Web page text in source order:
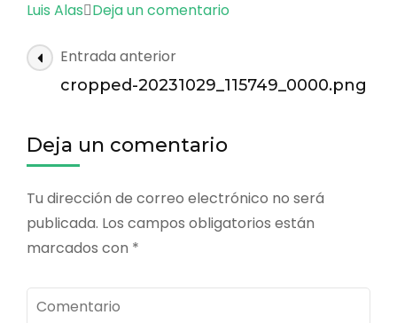
Luis Alas Deja un comentario
Navegación
de
entradas
Entrada anterior
cropped-20231029_115749_0000.png
Deja un comentario
Tu dirección de correo electrónico no será
publicada. Los campos obligatorios están
marcados con *
Comentario